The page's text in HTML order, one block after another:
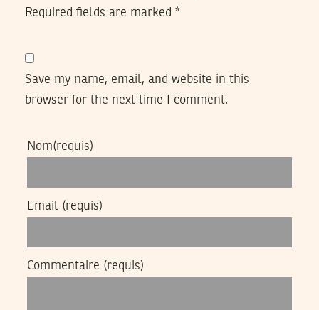
Required fields are marked *
Save my name, email, and website in this
browser for the next time I comment.
Nom(requis)
Email (requis)
Commentaire (requis)